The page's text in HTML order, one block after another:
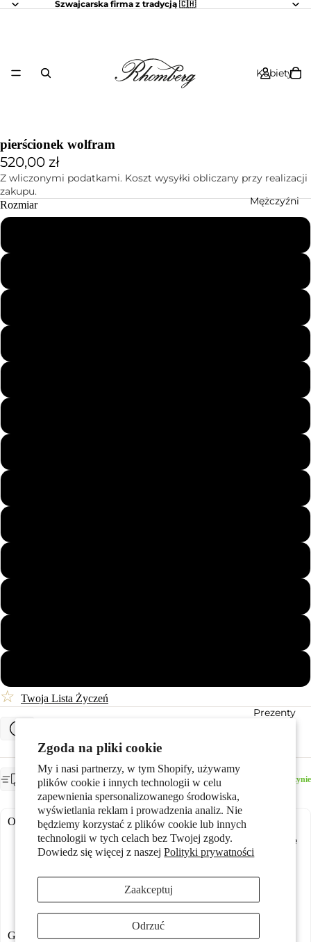
Zgoda na pliki cookie
My i nasi partnerzy, w tym Shopify, używamy
plików cookie i innych technologii w celu
zapewnienia spersonalizowanego środowiska,
wyświetlania reklam i prowadzenia analiz. Nie
będziemy korzystać z plików cookie lub innych
technologii w tych celach bez Twojej zgody.
Dowiedz się więcej z naszejPolityki prywatności
Zaakceptuj
Odrzuć
Szwajcarska firma z tradycją 🇨🇭
Kobiety
Mężczyźni
Prezenty
Stylizacje
pierścionek wolfram
520,00 zł
Z wliczonymi podatkami. Koszt wysyłki obliczany przy realizacji
zakupu.
Rozmiar
☆ Twoja Lista Życzeń
OCZEKIWANA DOSTAWA
środa, 12 sierpnia Dostępny w magazynie
Opcje grawerowania:
20,00 zł
Grawerowanie laserowe